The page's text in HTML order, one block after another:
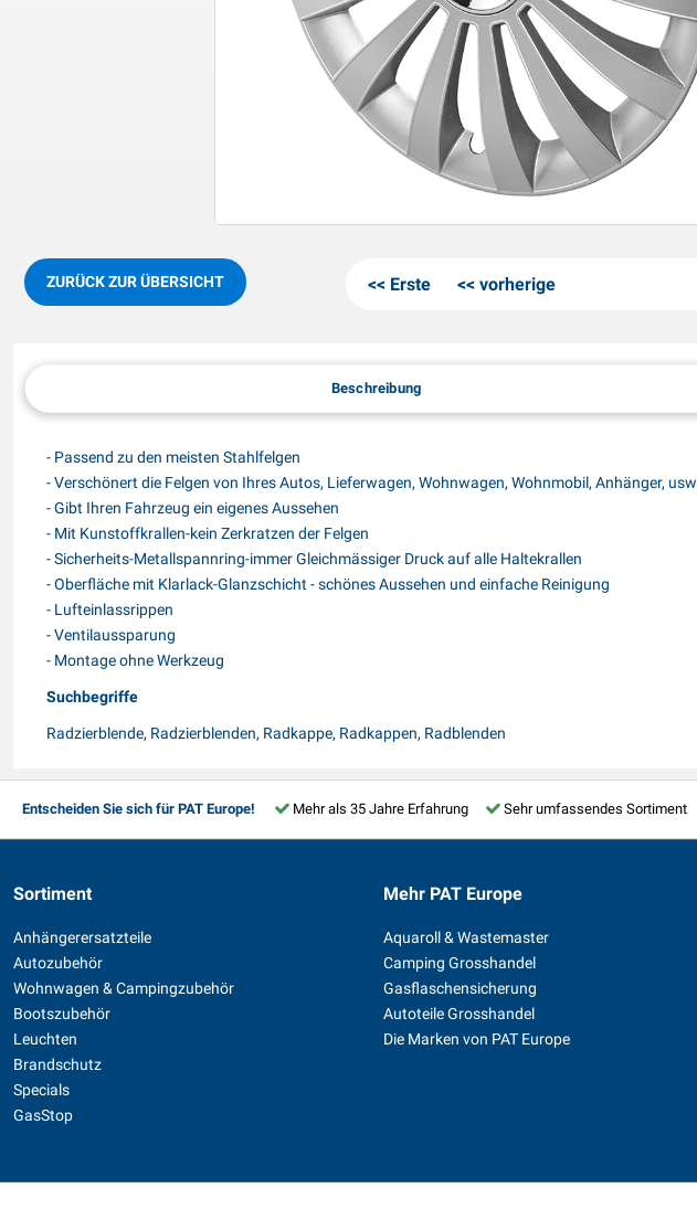
ZURÜCK ZUR ÜBERSICHT Erste vorherige
Beschreibung
- Passend zu den meisten Stahlfelgen
- Verschönert die Felgen von Ihres Autos, Lieferwagen, Wohnwagen, Wohnmobil, Anhänger, usw
- Gibt Ihren Fahrzeug ein eigenes Aussehen
- Mit Kunstoffkrallen-kein Zerkratzen der Felgen
- Sicherheits-Metallspannring-immer Gleichmässiger Druck auf alle Haltekrallen
- Oberfläche mit Klarlack-Glanzschicht - schönes Aussehen und einfache Reinigung
- Lufteinlassrippen
- Ventilaussparung
- Montage ohne Werkzeug
Suchbegriffe
Radzierblende, Radzierblenden, Radkappe, Radkappen, Radblenden
Entscheiden Sie sich für PAT Europe! Mehr als 35 Jahre Erfahrung Sehr umfassendes Sortiment
Sortiment
Anhängerersatzteile
Autozubehör
Wohnwagen & Campingzubehör
Bootszubehör
Leuchten
Brandschutz
Specials
GasStop
Mehr PAT Europe
Aquaroll & Wastemaster
Camping Grosshandel
Gasflaschensicherung
Autoteile Grosshandel
Die Marken von PAT Europe